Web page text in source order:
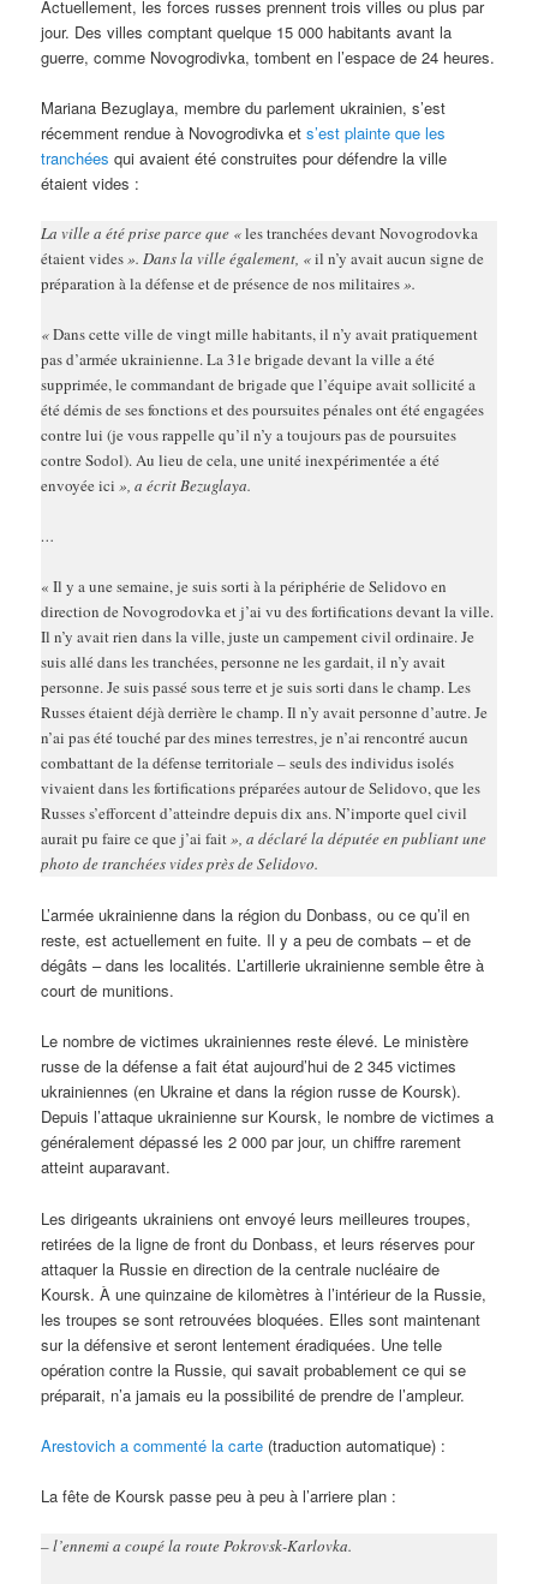
Actuellement, les forces russes prennent trois villes ou plus par
jour. Des villes comptant quelque 15 000 habitants avant la
guerre, comme Novogrodivka, tombent en l’espace de 24 heures.
Mariana Bezuglaya, membre du parlement ukrainien, s’est
récemment rendue à Novogrodivka ets’est plainte que les
tranchées qui avaient été construites pour défendre la ville
étaient vides :
La ville a été prise parce que «les tranchées devant Novogrodovka
étaient vides». Dans la ville également, «il n’y avait aucun signe de
préparation à la défense et de présence de nos militaires».
«Dans cette ville de vingt mille habitants, il n’y avait pratiquement
pas d’armée ukrainienne. La 31e brigade devant la ville a été
supprimée, le commandant de brigade que l’équipe avait sollicité a
été démis de ses fonctions et des poursuites pénales ont été engagées
contre lui (je vous rappelle qu’il n’y a toujours pas de poursuites
contre Sodol). Au lieu de cela, une unité inexpérimentée a été
envoyée ici », a écrit Bezuglaya.
…
« Il y a une semaine, je suis sorti à la périphérie de Selidovo en
direction de Novogrodovka et j’ai vu des fortifications devant la ville.
Il n’y avait rien dans la ville, juste un campement civil ordinaire. Je
suis allé dans les tranchées, personne ne les gardait, il n’y avait
personne. Je suis passé sous terre et je suis sorti dans le champ. Les
Russes étaient déjà derrière le champ. Il n’y avait personne d’autre. Je
n’ai pas été touché par des mines terrestres, je n’ai rencontré aucun
combattant de la défense territoriale – seuls des individus isolés
vivaient dans les fortifications préparées autour de Selidovo, que les
Russes s’efforcent d’atteindre depuis dix ans. N’importe quel civil
aurait pu faire ce que j’ai fait», a déclaré la députée en publiant une
photo de tranchées vides près de Selidovo.
L’armée ukrainienne dans la région du Donbass, ou ce qu’il en
reste, est actuellement en fuite. Il y a peu de combats – et de
dégâts – dans les localités. L’artillerie ukrainienne semble être à
court de munitions.
Le nombre de victimes ukrainiennes reste élevé. Le ministère
russe de la défense a fait état aujourd’hui de 2 345 victimes
ukrainiennes (en Ukraine et dans la région russe de Koursk).
Depuis l’attaque ukrainienne sur Koursk, le nombre de victimes a
généralement dépassé les 2 000 par jour, un chiffre rarement
atteint auparavant.
Les dirigeants ukrainiens ont envoyé leurs meilleures troupes,
retirées de la ligne de front du Donbass, et leurs réserves pour
attaquer la Russie en direction de la centrale nucléaire de
Koursk. À une quinzaine de kilomètres à l’intérieur de la Russie,
les troupes se sont retrouvées bloquées. Elles sont maintenant
sur la défensive et seront lentement éradiquées. Une telle
opération contre la Russie, qui savait probablement ce qui se
préparait, n’a jamais eu la possibilité de prendre de l’ampleur.
Arestovich a commenté la carte (traduction automatique) :
La fête de Koursk passe peu à peu à l’arriere plan :
– l’ennemi a coupé la route Pokrovsk-Karlovka.